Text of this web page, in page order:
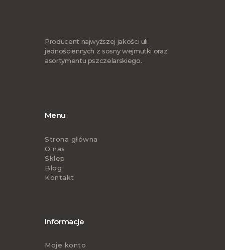
Producent najwyższej jakości uli
jednościennych z sosny wejmutki oraz
asortymentu pszczelarskiego.
Menu
Strona główna
O nas
Sklep
Blog
Kontakt
Informacje
Moje konto